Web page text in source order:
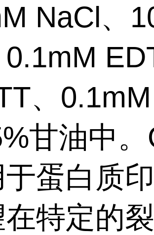
NaCl、
、0.1mM
甘油中
蛋白质
特定的